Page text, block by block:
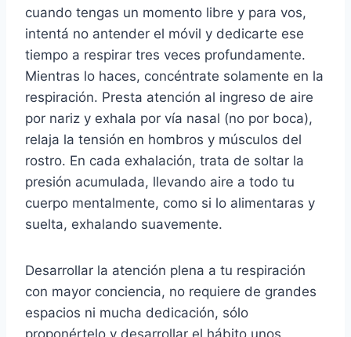
cuando tengas un momento libre y para vos,
intentá no antender el móvil y dedicarte ese
tiempo a respirar tres veces profundamente.
Mientras lo haces, concéntrate solamente en la
respiración. Presta atención al ingreso de aire
por nariz y exhala por vía nasal (no por boca),
relaja la tensión en hombros y músculos del
rostro. En cada exhalación, trata de soltar la
presión acumulada, llevando aire a todo tu
cuerpo mentalmente, como si lo alimentaras y
suelta, exhalando suavemente.
Desarrollar la atención plena a tu respiración
con mayor conciencia, no requiere de grandes
espacios ni mucha dedicación, sólo
proponértelo y desarrollar el hábito unos